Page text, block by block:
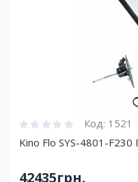
Код: 1521
Kino Flo SYS-4801-
42435грн.